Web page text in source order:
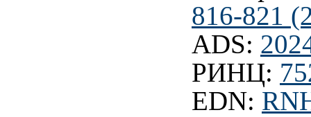
816-821
ADS:
РИНЦ:
EDN: